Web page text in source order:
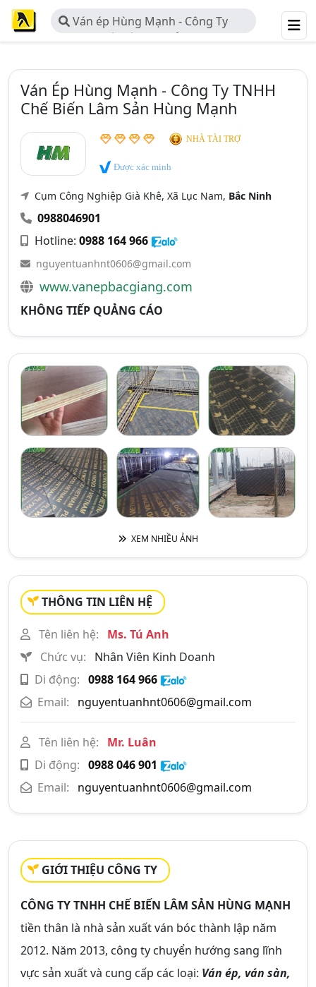
Ván ép Hùng Mạnh - Công Ty
TNHH Chế Biến Lâm Sản Hùng
Ván Ép Hùng Mạnh - Công Ty TNHH
Chế Biến Lâm Sản Hùng Mạnh
NHÀ TÀI TRỢ
Được xác minh
Cụm Công Nghiệp Già Khê, Xã Lục Nam, Bắc Ninh
0988046901
Hotline: 0988 164 966
nguyentuanhnt0606@gmail.com
www.vanepbacgiang.com
KHÔNG TIẾP QUẢNG CÁO
XEM NHIỀU ẢNH
THÔNG TIN LIÊN HỆ
Tên liên hệ:
Ms. Tú Anh
Chức vụ:
Nhân Viên Kinh Doanh
Di động: 0988 164 966
Email:
nguyentuanhnt0606@gmail.com
Tên liên hệ:
Mr. Luân
Di động: 0988 046 901
Email:
nguyentuanhnt0606@gmail.com
GIỚI THIỆU CÔNG TY
CÔNG TY TNHH CHẾ BIẾN LÂM SẢN HÙNG MẠNH
tiền thân là nhà sản xuất ván bóc thành lập năm
2012. Năm 2013, công ty chuyển hướng sang lĩnh
vực sản xuất và cung cấp các loại: Ván ép, ván sàn,